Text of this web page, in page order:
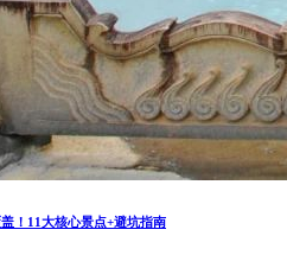
！11大核心景点+避坑指南